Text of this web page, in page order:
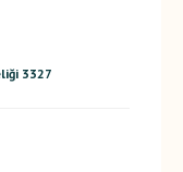
3327